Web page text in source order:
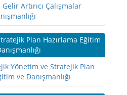
Plan Hazırlama Eğitim